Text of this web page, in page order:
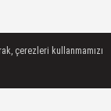
çerezleri kullanmamızı